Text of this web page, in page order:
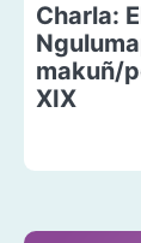
Charla:
makuñ/
XIX